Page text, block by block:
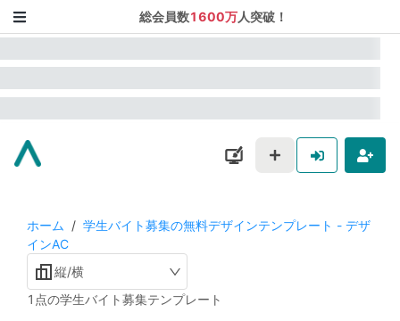
総会員数1600万人突破！
ホーム / 学生バイト募集の無料デザインテンプレート - デザ
インAC
縦/横
1点の学生バイト募集テンプレート